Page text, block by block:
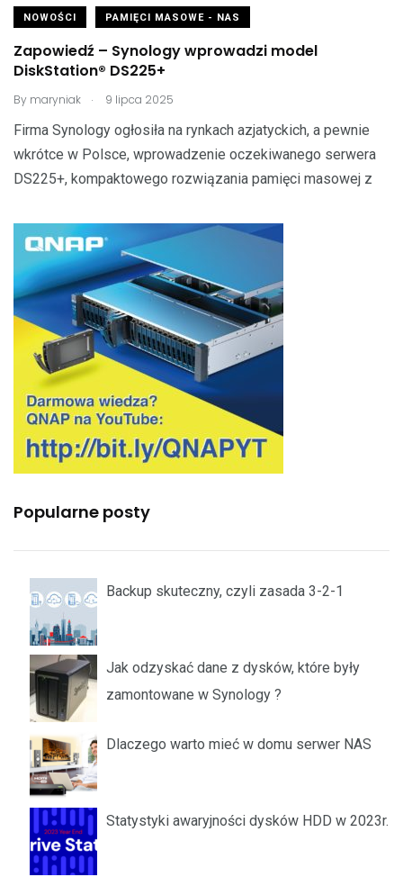
NOWOŚCI PAMIĘCI MASOWE - NAS
Zapowiedź – Synology wprowadzi model
DiskStation® DS225+
By maryniak . 9 lipca 2025
Firma Synology ogłosiła na rynkach azjatyckich, a pewnie
wkrótce w Polsce, wprowadzenie oczekiwanego serwera
DS225+, kompaktowego rozwiązania pamięci masowej z
Popularne posty
Backup skuteczny, czyli zasada 3-2-1
Jak odzyskać dane z dysków, które były
zamontowane w Synology ?
Dlaczego warto mieć w domu serwer NAS
Statystyki awaryjności dysków HDD w 2023r.